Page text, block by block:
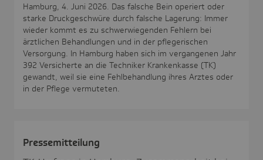
Hamburg, 4. Juni 2026. Das falsche Bein operiert oder
starke Druckgeschwüre durch falsche Lagerung: Immer
wieder kommt es zu schwerwiegenden Fehlern bei
ärztlichen Behandlungen und in der pflegerischen
Versorgung. In Hamburg haben sich im vergangenen Jahr
392 Versicherte an die Techniker Krankenkasse (TK)
gewandt, weil sie eine Fehlbehandlung ihres Arztes oder
in der Pflege vermuteten.
Pres­se­mit­tei­lung